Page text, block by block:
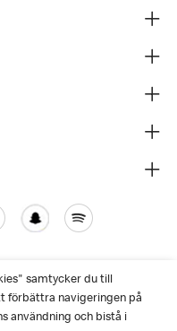
samtycker du till
förbättra navigeringen på
användning och bistå i